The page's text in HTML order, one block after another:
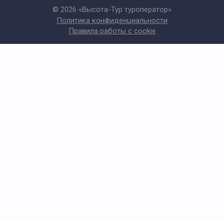
© 2026 «Высота-Тур туроператор»
Политика конфиденциальности
Правила работы с cookie